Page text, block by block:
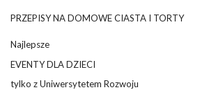
PRZEPISY NA DOMOWE CIASTA I TORTY
Najlepsze
EVENTY DLA DZIECI
tylko z Uniwersytetem Rozwoju